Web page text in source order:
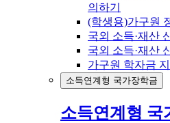
의하기
(학생용)가구원
국외 소득·재산
국외 소득·재산
가구원 학자금
소득연계형 국가장학금
소득연계형 국